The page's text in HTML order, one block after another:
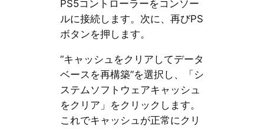
PS5コントローラーをコンソー
ルに接続します。次に、再びPS
ボタンを押します。
“キャッシュをクリアしてデータ
ベースを再構築”を選択し、「シ
ステムソフトウェアキャッシュ
をクリア」をクリックします。
これでキャッシュが正常にクリ